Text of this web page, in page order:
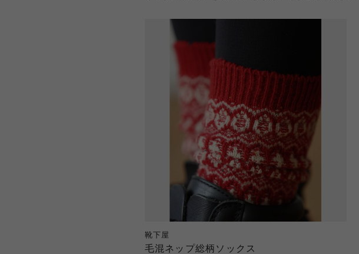
靴下屋
毛混ネップ総柄ソックス